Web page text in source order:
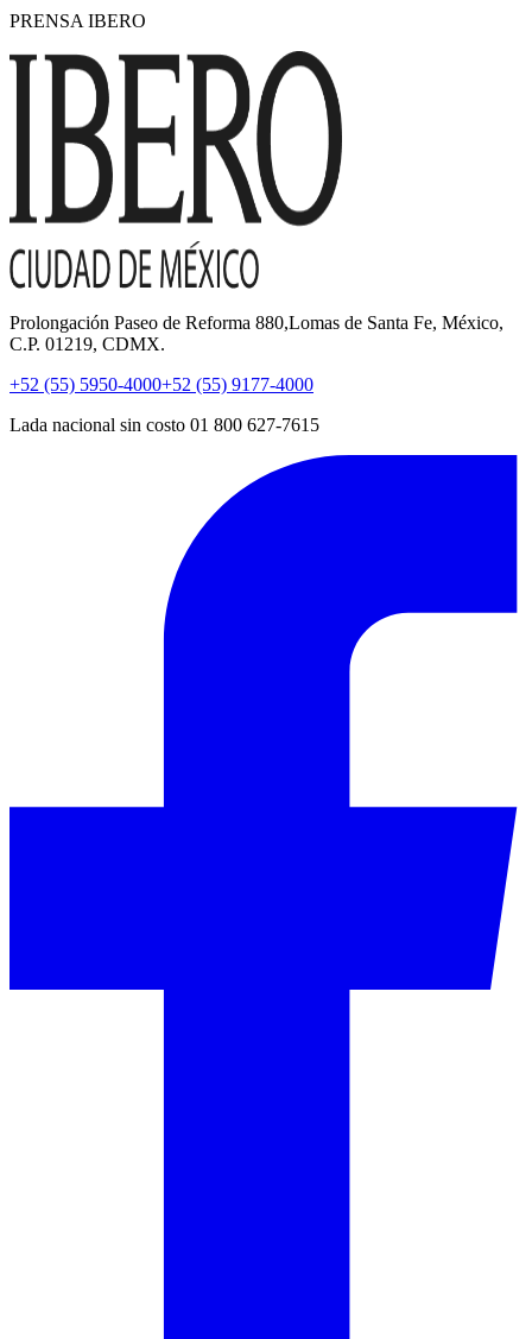
PRENSA IBERO
Prolongación Paseo de Reforma 880,Lomas de Santa Fe, México,
C.P. 01219, CDMX.
+52 (55) 5950-4000+52 (55) 9177-4000
Lada nacional sin costo 01 800 627-7615